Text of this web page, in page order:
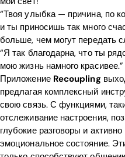
“Твоя улыбка — причина, по
и ты приносишь так много
больше, чем могут передать
“Я так благодарна, что ты
мою жизнь намного красивее.”
Приложение Recoupling
предлагая комплексный
свою связь. С функциями,
отслеживание настроения,
глубокие разговоры и
эмоциональное состояние.